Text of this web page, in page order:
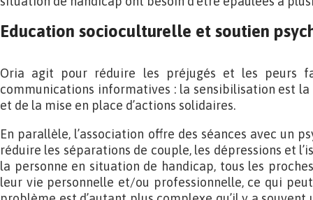
Education socioculturelle et soutien
Oria agit pour réduire les préjugés et les peurs
communications informatives : la sensibilisation est
et de la mise en place d’actions solidaires.
En parallèle, l’association offre des séances avec un
réduire les séparations de couple, les dépressions et
la personne en situation de handicap, tous les
leur vie personnelle et/ou professionnelle, ce qui